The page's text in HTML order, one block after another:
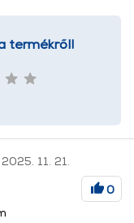
termékről!
2025. 11. 21.
0